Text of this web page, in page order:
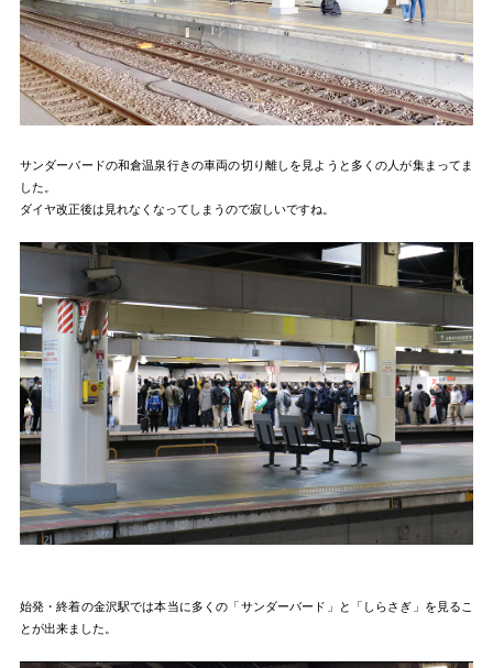
サンダーバードの和倉温泉行きの車両の切り離しを見ようと多くの人が集まってま
した。
ダイヤ改正後は見れなくなってしまうので寂しいですね。
始発・終着の金沢駅では本当に多くの「サンダーバード」と「しらさぎ」を見るこ
とが出来ました。